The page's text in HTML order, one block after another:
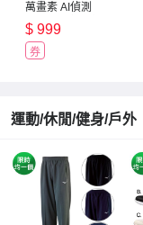
萬畫素 AI偵測
360°網路攝影機
WiFi監視器
IPCAM (雙向語音/
$ 999
券
運動/休閒/健身/戶外